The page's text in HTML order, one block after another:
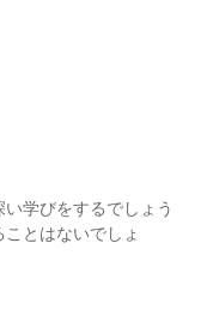
い学びをするでしょう
とはないでしょ